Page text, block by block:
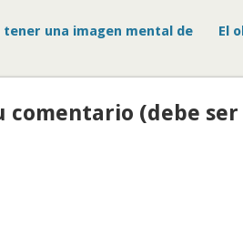
una imagen mental de
El
comentario (debe